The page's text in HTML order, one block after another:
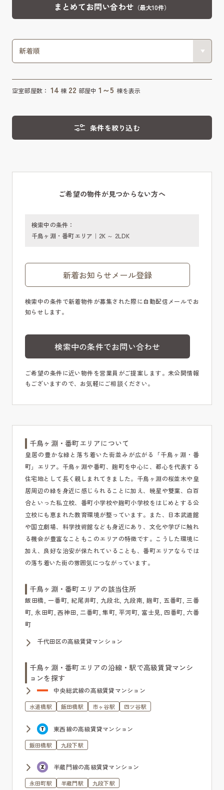
まとめてお問い合わせ （最大10件）
空室部屋数： 14 棟 22 部屋中 1～5 棟を表示
条件を絞り込む
ご希望の物件が見つからない方へ
検索中の条件：
千鳥ヶ淵・番町エリア｜2K ～ 2LDK
新着お知らせメール登録
検索中の条件で新着物件が募集された際に自動配信メールでお
知らせします。
検索中の条件でお問い合わせ
ご希望の条件に近い物件を営業員がご提案します。未公開情報
もございますので、お気軽にご相談ください。
千鳥ヶ淵・番町エリアについて
皇居の豊かな緑と落ち着いた街並みが広がる「千鳥ヶ淵・番
町」エリア。千鳥ヶ淵や番町、麹町を中心に、都心を代表する
住宅地として長く親しまれてきました。千鳥ヶ淵の桜並木や皇
居周辺の緑を身近に感じられることに加え、暁星や雙葉、白百
合といった私立校、番町小学校や麹町小学校をはじめとする公
立校にも恵まれた教育環境が整っています。また、日本武道館
や国立劇場、科学技術館なども身近にあり、文化や学びに触れ
る機会が豊富なこともこのエリアの特徴です。こうした環境に
加え、良好な治安が保たれていることも、番町エリアならでは
の落ち着いた街の雰囲気につながっています。
千鳥ヶ淵・番町エリアの該当住所
飯田橋, 一番町, 紀尾井町, 九段北, 九段南, 麹町, 五番町, 三番
町, 永田町, 西神田, 二番町, 隼町, 平河町, 富士見, 四番町, 六番
町
千代田区の高級賃貸マンション
千鳥ヶ淵・番町エリアの沿線・駅で高級賃貸マンシ
ョンを探す
中央総武線の高級賃貸マンション
水道橋駅 飯田橋駅 市ヶ谷駅 四ツ谷駅
東西線の高級賃貸マンション
飯田橋駅 九段下駅
半蔵門線の高級賃貸マンション
永田町駅 半蔵門駅 九段下駅